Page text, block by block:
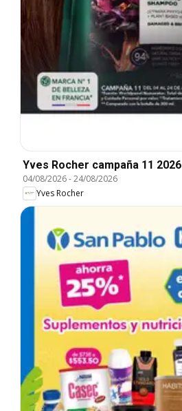
Yves Rocher campaña 11 2026
04/08/2026-24/08/2026
Yves Rocher